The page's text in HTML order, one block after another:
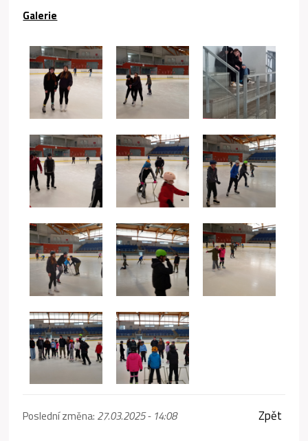
Galerie
Poslední změna: 27.03.2025 - 14:08 Zpět